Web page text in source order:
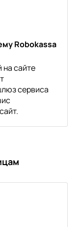
Robokassa
на сайте
сервиса